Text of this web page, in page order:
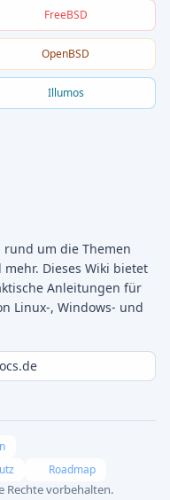
FreeBSD
OpenBSD
Illumos
um die Themen
Dieses Wiki bietet
Anleitungen für
Linux-, Windows- und
Roadmap
Rechte vorbehalten.